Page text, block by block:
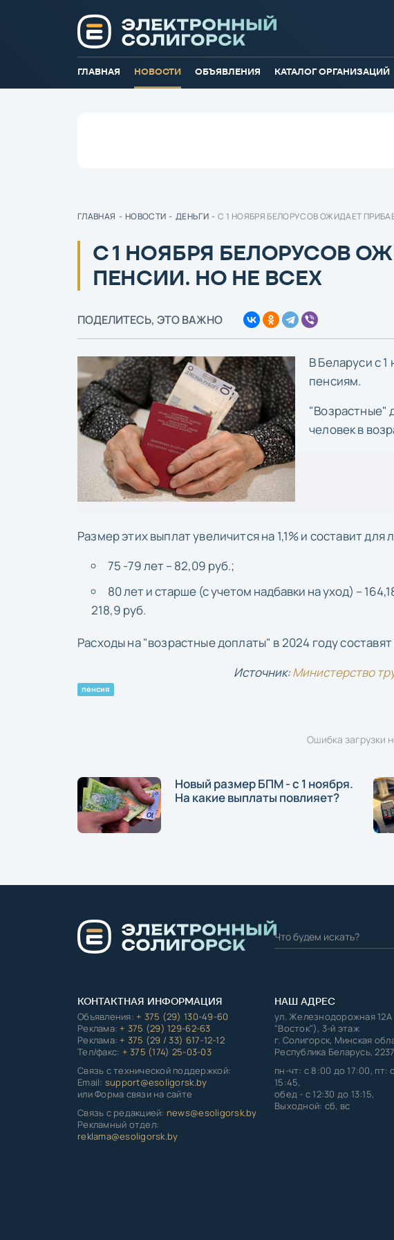
ГЛАВНАЯ НОВОСТИ ОБЪЯВЛЕНИЯ КАТАЛОГ ОРГАНИЗАЦИЙ
ГЛАВНАЯ - НОВОСТИ - ДЕНЬГИ - С 1 НОЯБРЯ БЕЛОРУСОВ ОЖИДАЕТ
С 1 НОЯБРЯ БЕЛОРУСОВ
ПЕНСИИ. НО НЕ ВСЕХ
ПОДЕЛИТЕСЬ, ЭТО ВАЖНО
В Беларуси с
пенсиям.
"Возрастные"
человек в
Размер этих выплат увеличится на 1,1% и составит для
75 -79 лет – 82,09 руб.;
80 лет и старше (с учетом надбавки на уход) –
218,9 руб.
Расходы на "возрастные доплаты" в 2024 году
Источник:Министерство
пенсия
Ошибка загрузки
Новый размер БПМ - с 1 ноября.
На какие выплаты повлияет?
КОНТАКТНАЯ ИНФОРМАЦИЯ
Объявления:+ 375 (29) 130-49-60
Реклама:+ 375 (29) 129-62-63
Реклама:+ 375 (29 / 33) 617-12-12
Тел/факс: + 375 (174) 25-03-03
Связь с технической поддержкой:
Email: support@esoligorsk.by
или Форма связи на сайте
Связь с редакцией: news@esoligorsk.by
Рекламный отдел:
reklama@esoligorsk.by
НАШ АДРЕС
ул. Железнодорожная
"Восток"), 3-й этаж
г. Солигорск, Минская
Республика Беларусь,
пн-чт: с 8:00 до 17:00, пт:
15:45,
обед - с 12:30 до 13:15,
Выходной: сб, вс